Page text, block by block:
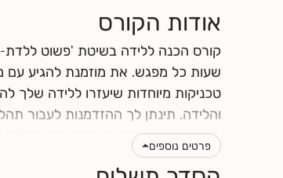
אודות הקורס
קורס הכנה ללידה בשיטת 'פשוט
שעות כל מפגש. את מוזמנת להגיע עם
טכניקות מיוחדות שיעזרו ללידה שלך
והלידה. תינתן לך ההזדמנות לעבור
מושפעים אחד מהשני, וכמה הם יכולים
הלידה שלך תרכשו ידע ותפתחו
פרטים נוספים